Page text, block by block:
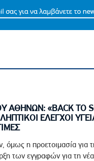
ΑΘΗΝΩΝ: «BACK TO
ΕΛΕΓΧΟΙ
όμως η προετοιμασία για
των εγγραφών για τη νέα